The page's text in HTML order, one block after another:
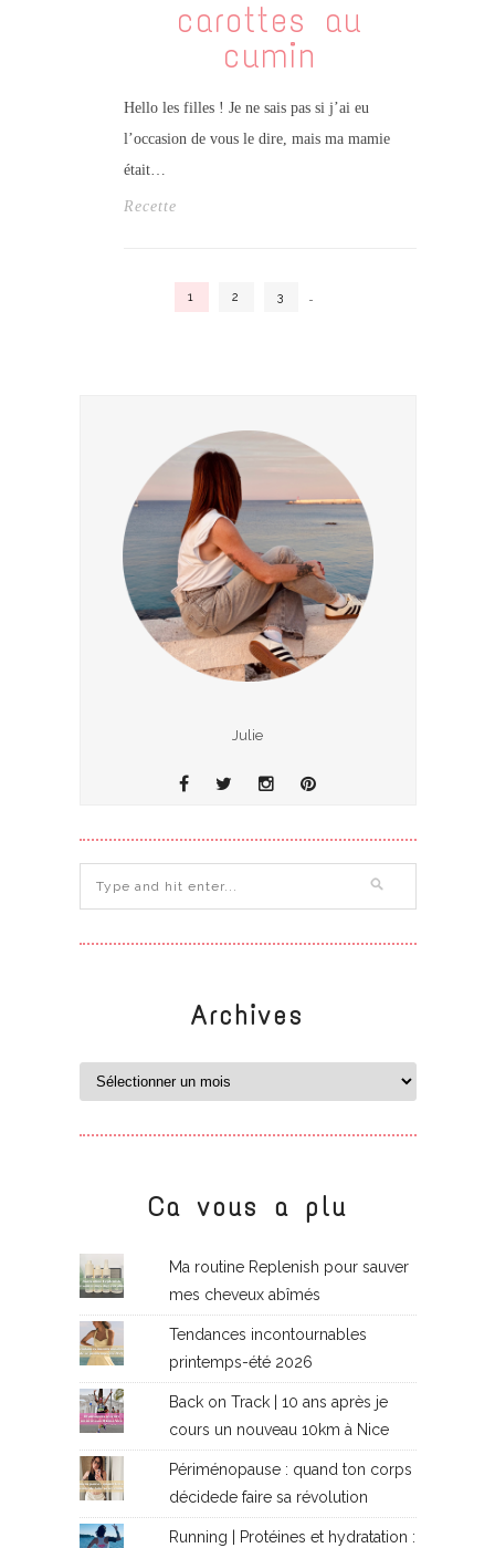
carottes au
cumin
Hello les filles ! Je ne sais pas si j’ai eu
l’occasion de vous le dire, mais ma mamie
était…
Recette
1 2 3 …
Julie
Archives
Ca vous a plu
Ma routine Replenish pour sauver
mes cheveux abîmés
Tendances incontournables
printemps-été 2026
Back on Track | 10 ans après je
cours un nouveau 10km à Nice
Périménopause : quand ton corps
décidede faire sa révolution
Running | Protéines et hydratation :